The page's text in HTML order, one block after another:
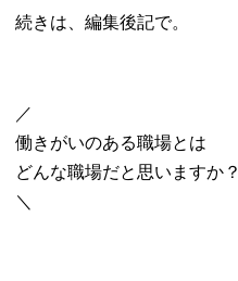
続きは、編集後記で。
／
働きがいのある職場とは
どんな職場だと思いますか？
＼